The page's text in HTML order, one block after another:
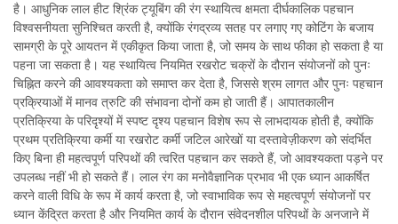
है। आधुनिक लाल हीट श्रिंक ट्यूबिंग की रंग स्थायित्व क्षमता दीर्घकालिक पहचान
विश्वसनीयता सुनिश्चित करती है, क्योंकि रंगद्रव्य सतह पर लगाए गए कोटिंग के बजाय
सामग्री के पूरे आयतन में एकीकृत किया जाता है, जो समय के साथ फीका हो सकता है या
पहना जा सकता है। यह स्थायित्व नियमित रखरोट चक्रों के दौरान संयोजनों को पुनः
चिह्नित करने की आवश्यकता को समाप्त कर देता है, जिससे श्रम लागत और पुनः पहचान
प्रक्रियाओं में मानव त्रुटि की संभावना दोनों कम हो जाती हैं। आपातकालीन
प्रतिक्रिया के परिदृश्यों में स्पष्ट दृश्य पहचान विशेष रूप से लाभदायक होती है, क्योंकि
प्रथम प्रतिक्रिया कर्मी या रखरोट कर्मी जटिल आरेखों या दस्तावेज़ीकरण को संदर्भित
किए बिना ही महत्वपूर्ण परिपथों की त्वरित पहचान कर सकते हैं, जो आवश्यकता पड़ने पर
उपलब्ध नहीं भी हो सकते हैं। लाल रंग का मनोवैज्ञानिक प्रभाव भी एक ध्यान आकर्षित
करने वाली विधि के रूप में कार्य करता है, जो स्वाभाविक रूप से महत्वपूर्ण संयोजनों पर
ध्यान केंद्रित करता है और नियमित कार्य के दौरान संवेदनशील परिपथों के अनजाने में